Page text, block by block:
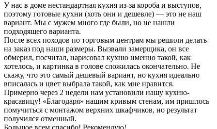
У нас в доме нестандартная кухня из-за короба и выступов,
поэтому готовые кухни (хоть они и дешевле) — это не наш
вариант. Мы с мужем много где были, но не нашли
подходящего варианта.
После всех походов по торговым центрам мы решили делать
на заказ под наши размеры. Вызвали замерщика, он все
обмерил, посчитал, нарисовал кухню именно такой, как
хотелось, и картинка в голове сложилась окончательно. Не
скажу, что это самый дешевый вариант, но кухня идеально
вписалась и цвет выбрала такой, как мне нравится.
Примерно через 2 недели нам установили нашу кухню-
красавицу! «Благодаря» нашим кривым стенам, им пришлось
помучиться с монтажом верхних шкафчиков, но результат
получился отменный.
Большое всем спасибо! Рекомендую!